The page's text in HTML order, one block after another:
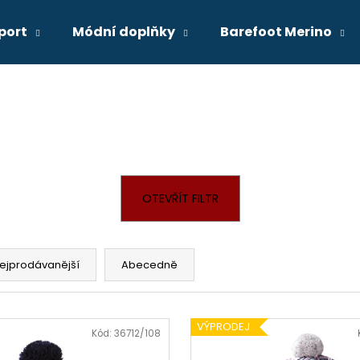
Módní doplňky Barefoot Merino
OTEVŘÍT FILTR
Abecedně
Kód: 36712/108 VÝPRODEJ
Doporučujeme